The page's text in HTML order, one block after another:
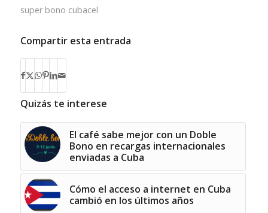
super bono cubacel
Compartir esta entrada
Quizás te interese
El café sabe mejor con un Doble
Bono en recargas internacionales
enviadas a Cuba
Cómo el acceso a internet en Cuba
cambió en los últimos años